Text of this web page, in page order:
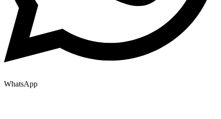
WhatsApp